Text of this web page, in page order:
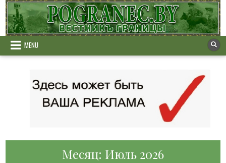
Skip
to
content
MENU
Месяц: Июль 2026